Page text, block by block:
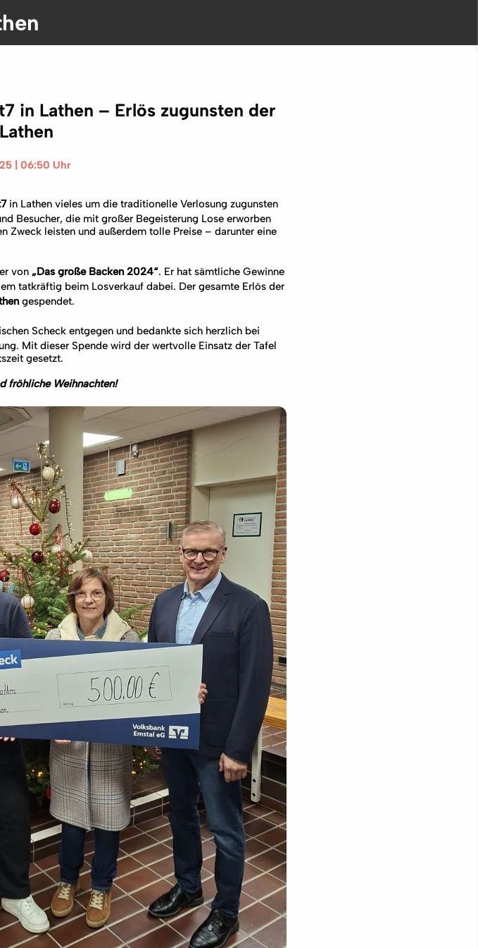
in Lathen – Erlös zugunsten der
| 06:50 Uhr
in Lathen vieles um die traditionelle Verlosung zugunsten
Besucher, die mit großer Begeisterung Lose erworben
Zweck leisten und außerdem tolle Preise – darunter eine
von „Das große Backen 2024“. Er hat sämtliche Gewinne
tatkräftig beim Losverkauf dabei. Der gesamte Erlös der
gespendet.
Scheck entgegen und bedankte sich herzlich bei
Mit dieser Spende wird der wertvolle Einsatz der Tafel
gesetzt.
fröhliche Weihnachten!